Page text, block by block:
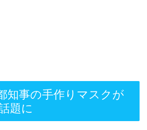
知事の手作りマスクが
題に